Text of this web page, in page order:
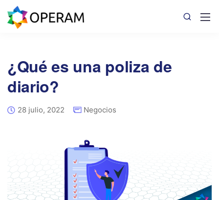
¿Qué es una poliza de
diario?
28 julio, 2022 Negocios